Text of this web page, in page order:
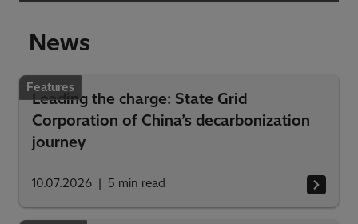
News
Features
Leading the charge: State Grid
Corporation of China’s decarbonization
journey
10.07.2026 5 min read